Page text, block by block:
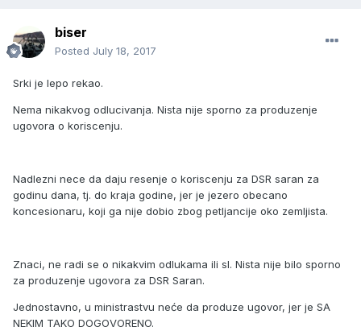
biser
Posted July 18, 2017
Srki je lepo rekao.
Nema nikakvog odlucivanja. Nista nije sporno za produzenje
ugovora o koriscenju.
Nadlezni nece da daju resenje o koriscenju za DSR saran za
godinu dana, tj. do kraja godine, jer je jezero obecano
koncesionaru, koji ga nije dobio zbog petljancije oko zemljista.
Znaci, ne radi se o nikakvim odlukama ili sl. Nista nije bilo sporno
za produzenje ugovora za DSR Saran.
Jednostavno, u ministrastvu neće da produze ugovor, jer je SA
NEKIM TAKO DOGOVORENO.